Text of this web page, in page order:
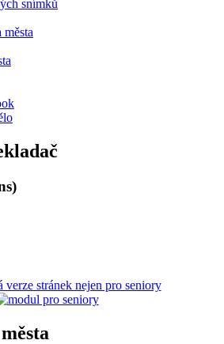
snímků
verze stránek nejen pro seniory